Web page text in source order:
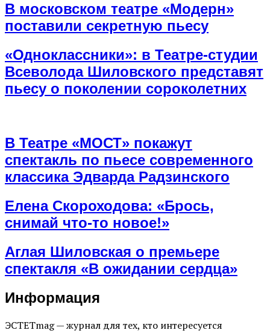
В московском театре «Модерн»
поставили секретную пьесу
«Одноклассники»: в Театре-студии
Всеволода Шиловского представят
пьесу о поколении сороколетних
В Театре «МОСТ» покажут
спектакль по пьесе современного
классика Эдварда Радзинского
Елена Скороходова: «Брось,
снимай что-то новое!»
Аглая Шиловская о премьере
спектакля «В ожидании сердца»
Информация
ЭСТЕТmag — журнал для тех, кто интересуется